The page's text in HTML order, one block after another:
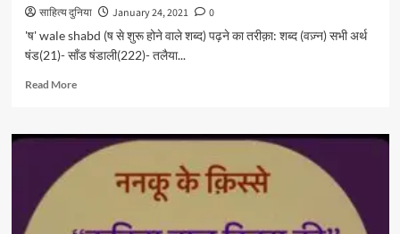
साहित्य दुनिया January 24, 2021
0
'ष' wale shabd (ष से शुरू होने वाले शब्द) पढ़ने का तरीक़ा: शब्द (वज़्न) सभी अर्थ
षंड(21)- साँड षंडाली(222)- तलैया...
Read MoreRead
ष